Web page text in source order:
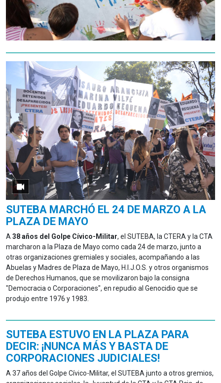
SUTEBA MARCHÓ EL 24 DE MARZO A LA
PLAZA DE MAYO
A38 años del Golpe Cívico-Militar, el SUTEBA, la CTERA y la CTA
marcharon a la Plaza de Mayo como cada 24 de marzo, junto a
otras organizaciones gremiales y sociales, acompañando a las
Abuelas y Madres de Plaza de Mayo, H.I.J.O.S. y otros organismos
de Derechos Humanos, que se movilizaron bajo la consigna
"Democracia o Corporaciones", en repudio al Genocidio que se
produjo entre 1976 y 1983.
SUTEBA ESTUVO EN LA PLAZA PARA
DECIR: ¡NUNCA MÁS Y BASTA DE
CORPORACIONES JUDICIALES!
A 37 años del Golpe Cívico-Militar, el SUTEBA junto a otros gremios,